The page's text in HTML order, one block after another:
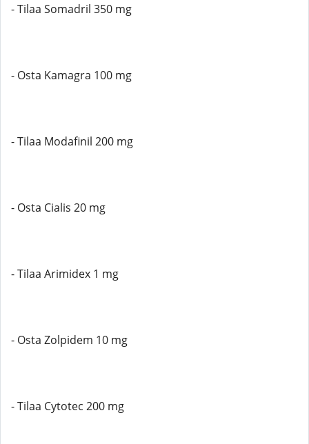
- Tilaa Somadril 350 mg
- Osta Kamagra 100 mg
- Tilaa Modafinil 200 mg
- Osta Cialis 20 mg
- Tilaa Arimidex 1 mg
- Osta Zolpidem 10 mg
- Tilaa Cytotec 200 mg